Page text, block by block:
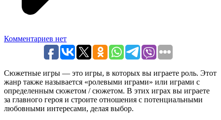
Комментариев нет
Сюжетные игры — это игры, в которых вы играете роль. Этот
жанр также называется «ролевыми играми» или играми с
определенным сюжетом / сюжетом. В этих играх вы играете
за главного героя и строите отношения с потенциальными
любовными интересами, делая выбор.